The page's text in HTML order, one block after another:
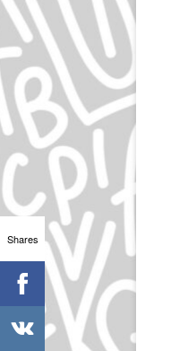
Shares